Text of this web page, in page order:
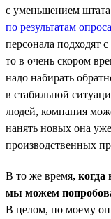
с уменьшением
по результатам
персонала подходят
то в очень скором
надо набирать
в стабильной
людей, компания
нанять новых она
производственных
В то же время, когда
мы можем
В целом, по моему